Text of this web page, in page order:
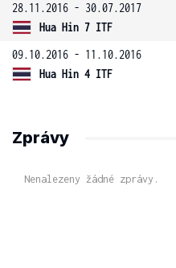
28.11.2016 - 30.07.2017
Hua Hin 7 ITF
09.10.2016 - 11.10.2016
Hua Hin 4 ITF
Zprávy
Nenalezeny žádné zprávy.